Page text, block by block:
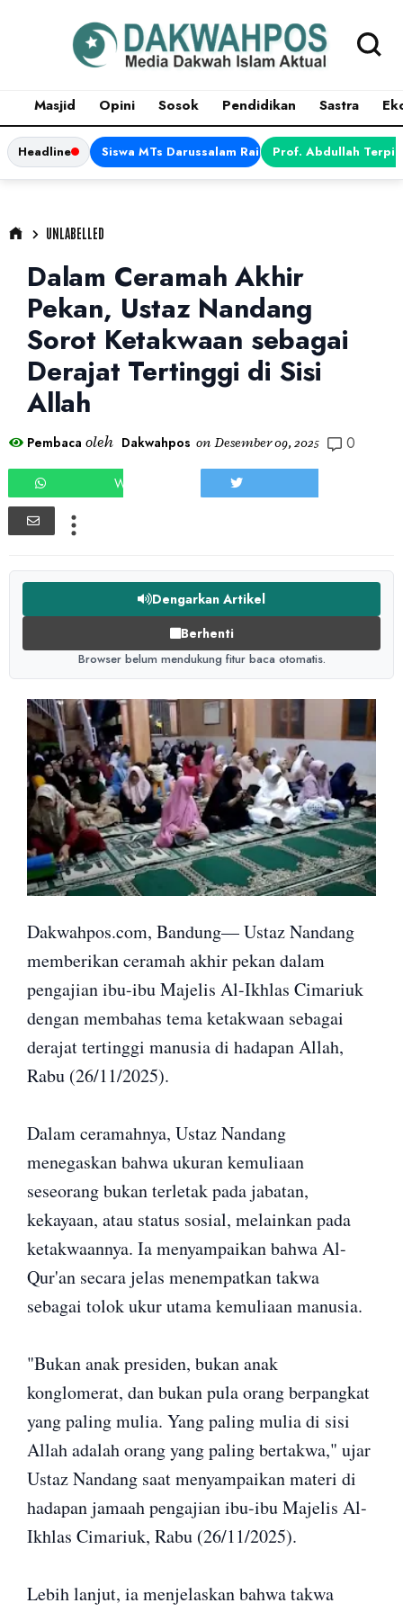
Masjid Opini Sosok Pendidikan Sastra
Headline Siswa MTs Darussalam Raih Juara 1 dalam
Prof. Abdullah
UNLABELLED
Dalam Ceramah Akhir
Pekan, Ustaz Nandang
Sorot Ketakwaan sebagai
Derajat Tertinggi di Sisi
Allah
Pembaca oleh Dakwahpos on Desember 09, 2025 0
WHATSAPP
Dengarkan Artikel
Berhenti
Browser belum mendukung fitur baca otomatis.
Dakwahpos.com, Bandung— Ustaz Nandang
memberikan ceramah akhir pekan dalam
pengajian ibu-ibu Majelis Al-Ikhlas Cimariuk
dengan membahas tema ketakwaan sebagai
derajat tertinggi manusia di hadapan Allah,
Rabu (26/11/2025).
Dalam ceramahnya, Ustaz Nandang
menegaskan bahwa ukuran kemuliaan
seseorang bukan terletak pada jabatan,
kekayaan, atau status sosial, melainkan pada
ketakwaannya. Ia menyampaikan bahwa Al-
Qur'an secara jelas menempatkan takwa
sebagai tolok ukur utama kemuliaan manusia.
"Bukan anak presiden, bukan anak
konglomerat, dan bukan pula orang berpangkat
yang paling mulia. Yang paling mulia di sisi
Allah adalah orang yang paling bertakwa," ujar
Ustaz Nandang saat menyampaikan materi di
hadapan jamaah pengajian ibu-ibu Majelis Al-
Ikhlas Cimariuk, Rabu (26/11/2025).
Lebih lanjut, ia menjelaskan bahwa takwa